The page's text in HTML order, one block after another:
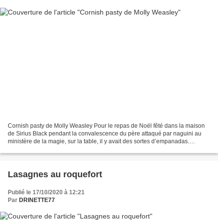
Cornish pasty de Molly Weasley Pour le repas de Noël fêté dans la maison
de Sirius Black pendant la convalescence du père attaqué par naguini au
ministère de la magie, sur la table, il y avait des sortes d’empanadas.
Lasagnes au roquefort
Publié le 17/10/2020 à 12:21
Par DRINETTE77